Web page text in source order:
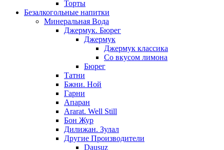
Торты
Безалкогольные напитки
Минеральная Вода
Джермук. Бюрег
Джермук
Джермук классика
Со вкусом лимона
Бюрег
Татни
Бжни. Ной
Гарни
Апаран
Ararat. Well Still
Бон Жур
Дилижан. Зулал
Другие Производители
Dausuz